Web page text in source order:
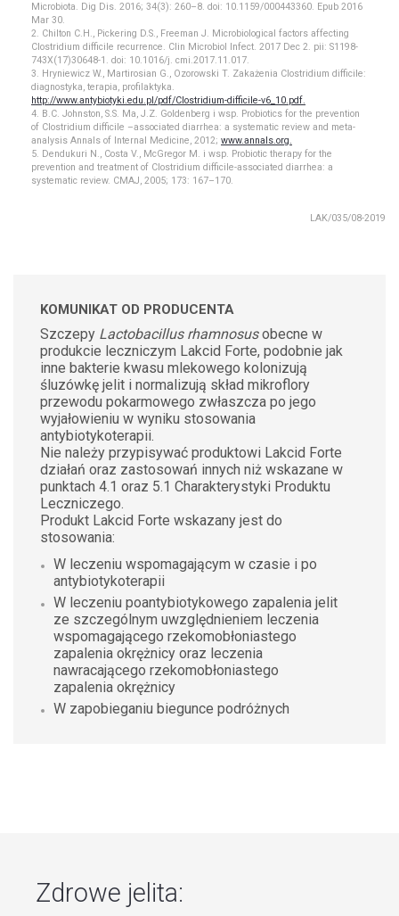
Microbiota. Dig Dis. 2016; 34(3): 260–8. doi: 10.1159/000443360. Epub 2016
Mar 30.
2. Chilton C.H., Pickering D.S., Freeman J. Microbiological factors affecting
Clostridium difficile recurrence. Clin Microbiol Infect. 2017 Dec 2. pii: S1198-
743X(17)30648-1. doi: 10.1016/j. cmi.2017.11.017.
3. Hryniewicz W., Martirosian G., Ozorowski T. Zakażenia Clostridium difficile:
diagnostyka, terapia, profilaktyka.
http://www.antybiotyki.edu.pl/pdf/Clostridium-difficile-v6_10.pdf.
4. B.C. Johnston, S.S. Ma, J.Z. Goldenberg i wsp. Probiotics for the prevention
of Clostridium difficile –associated diarrhea: a systematic review and meta-
analysis Annals of Internal Medicine, 2012; www.annals.org.
5. Dendukuri N., Costa V., McGregor M. i wsp. Probiotic therapy for the
prevention and treatment of Clostridium difficile-associated diarrhea: a
systematic review. CMAJ, 2005; 173: 167–170.
LAK/035/08-2019
KOMUNIKAT OD PRODUCENTA
Szczepy Lactobacillus rhamnosusobecne w
produkcie leczniczym Lakcid Forte, podobnie jak
inne bakterie kwasu mlekowego kolonizują
śluzówkę jelit i normalizują skład mikroflory
przewodu pokarmowego zwłaszcza po jego
wyjałowieniu w wyniku stosowania
antybiotykoterapii.
Nie należy przypisywać produktowi Lakcid Forte
działań oraz zastosowań innych niż wskazane w
punktach 4.1 oraz 5.1 Charakterystyki Produktu
Leczniczego.
Produkt Lakcid Forte wskazany jest do
stosowania:
W leczeniu wspomagającym w czasie i po
antybiotykoterapii
W leczeniu poantybiotykowego zapalenia jelit
ze szczególnym uwzględnieniem leczenia
wspomagającego rzekomobłoniastego
zapalenia okrężnicy oraz leczenia
nawracającego rzekomobłoniastego
zapalenia okrężnicy
W zapobieganiu biegunce podróżnych
Zdrowe jelita: